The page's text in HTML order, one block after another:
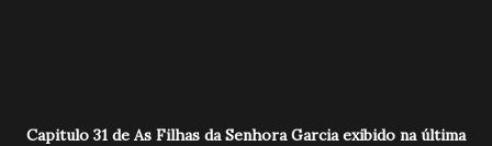
Capitulo 31 de As Filhas da Senhora Garcia exibido na última